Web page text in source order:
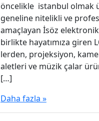
öncelikle istanbul olmak
geneline nitelikli ve
amaçlayan İsöz
birlikte hayatımıza giren
lerden, projeksiyon,
aletleri ve müzik çalar
[…]
Daha fazla »